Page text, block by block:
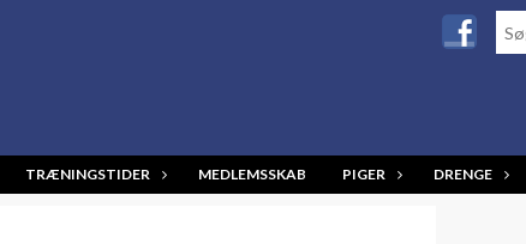
TRÆNINGSTIDER MEDLEMSSKAB PIGER DRENGE